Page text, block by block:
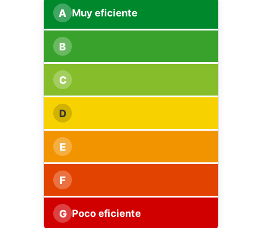
A Muy eficiente
B
C
D
E
F
G Poco eficiente